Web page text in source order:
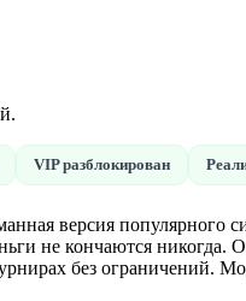
VIP разблокирован
версия популярного
не кончаются никогда.
без ограничений.